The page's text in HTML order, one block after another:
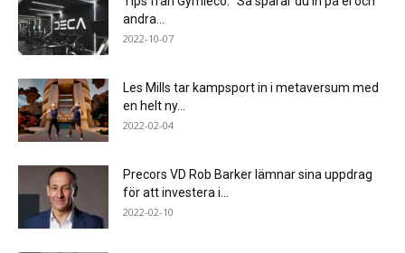
andra...
2022-10-07
Les Mills tar kampsport in i metaversum med
en helt ny...
2022-02-04
Precors VD Rob Barker lämnar sina uppdrag
för att investera i...
2022-02-10